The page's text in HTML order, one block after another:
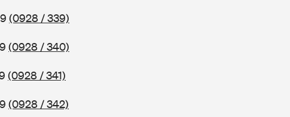
(0928 / 339)
(0928 / 340)
(0928 / 341)
(0928 / 342)